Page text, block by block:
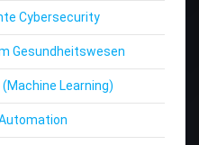
Cybersecurity
Gesundheitswesen
Learning)